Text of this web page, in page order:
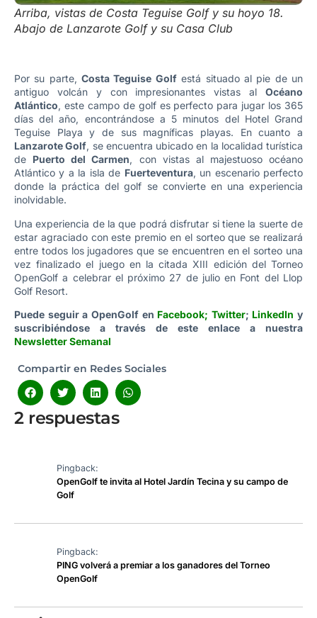
Arriba, vistas de Costa Teguise Golf y su hoyo 18.
Abajo de Lanzarote Golf y su Casa Club
Por su parte,Costa Teguise Golfestá situado al pie de un
antiguo volcán y con impresionantes vistas al Océano
Atlántico, este campo de golf es perfecto para jugar los 365
días del año, encontrándose a 5 minutos del Hotel Grand
Teguise Playa y de sus magníficas playas. En cuanto a
Lanzarote Golf, se encuentra ubicado en la localidad turística
de Puerto del Carmen, con vistas al majestuoso océano
Atlántico y a la isla de Fuerteventura, un escenario perfecto
donde la práctica del golf se convierte en una experiencia
inolvidable.
Una experiencia de la que podrá disfrutar si tiene la suerte de
estar agraciado con este premio en el sorteo que se realizará
entre todos los jugadores que se encuentren en el sorteo una
vez finalizado el juego en la citada XIII edición del Torneo
OpenGolf a celebrar el próximo 27 de julio en Font del Llop
Golf Resort.
Puede seguir a OpenGolf en Facebook; Twitter; LinkedIn y
suscribiéndose a través de este enlace a nuestra
Newsletter Semanal
Compartir en Redes Sociales
2 respuestas
Pingback:
OpenGolf te invita al Hotel Jardín Tecina y su campo de
Golf
Pingback:
PING volverá a premiar a los ganadores del Torneo
OpenGolf